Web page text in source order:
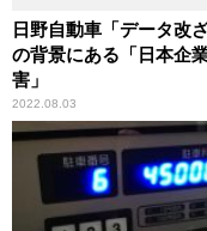
日野自動車「データ改ざ
の背景にある「日本企
害」
2022.08.03